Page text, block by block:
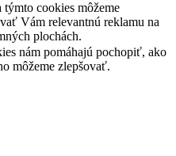
cookies môžeme
Vám relevantnú reklamu na
plochách.
nám pomáhajú pochopiť, ako
môžeme zlepšovať.